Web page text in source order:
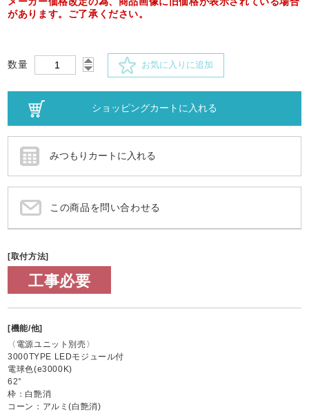
があります。ご了承ください。
数量 お気に入りに追加
この商品を問い合わせる
[取付方法]
工事必要
[機能/他]
〈電源ユニット別売〉
3000TYPE LEDモジュール付
電球色(e3000K)
62°
枠：白艶消
コーン：アルミ(白艶消)